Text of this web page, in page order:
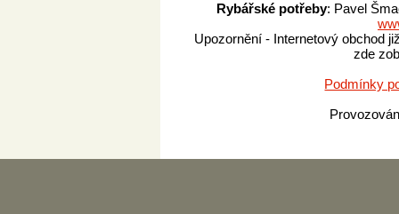
Rybářské potřeby: Pavel
Upozornění - Internetový obchod
zde
Podmínky